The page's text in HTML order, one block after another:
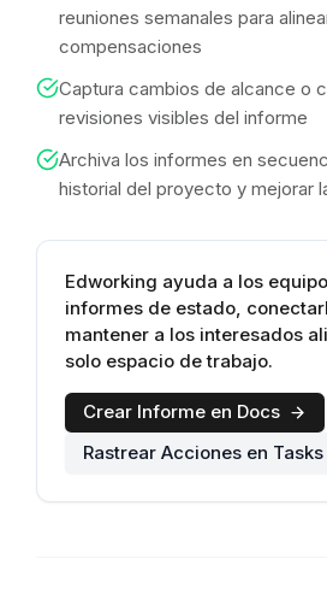
reuniones semanales para
compensaciones
Captura cambios de alcance o
revisiones visibles del informe
Archiva los informes en
historial del proyecto y mejorar
Edworking ayuda a los
informes de estado,
mantener a los interesados
solo espacio de trabajo.
Crear Informe en Docs
Rastrear Acciones en Tasks